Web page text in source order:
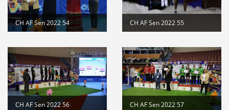
CH AF Sen 2022 54 CH AF Sen 2022 55
CH AF Sen 2022 56 CH AF Sen 2022 57